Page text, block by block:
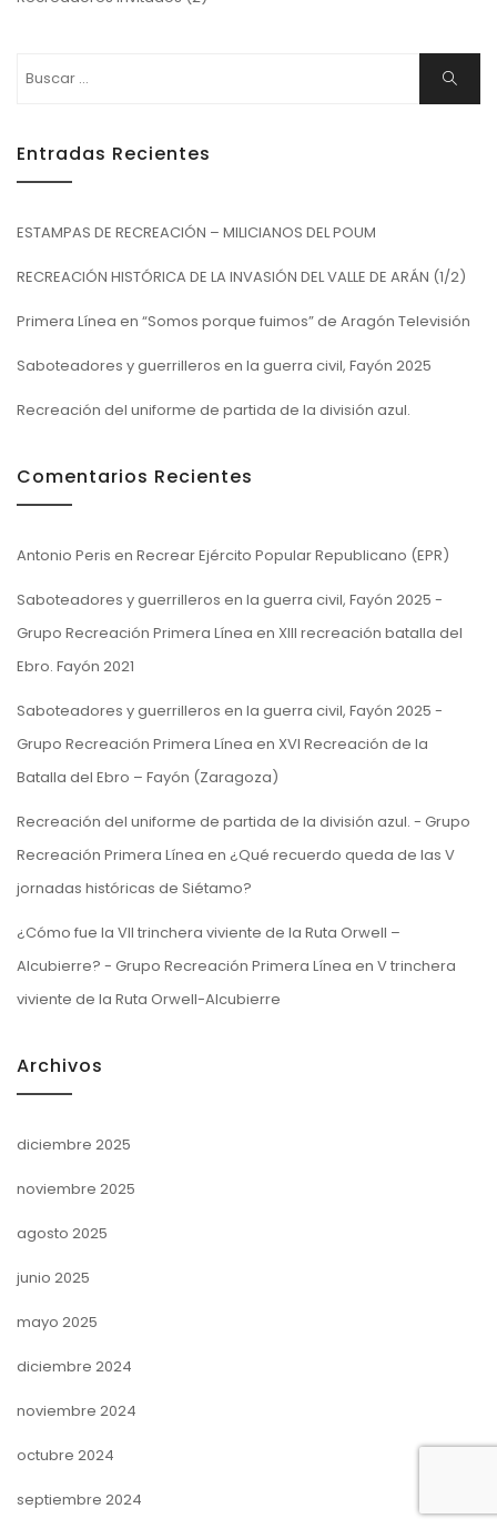
Buscar
Entradas Recientes
ESTAMPAS DE RECREACIÓN – MILICIANOS DEL POUM
RECREACIÓN HISTÓRICA DE LA INVASIÓN DEL VALLE DE ARÁN (1/2)
Primera Línea en “Somos porque fuimos” de Aragón Televisión
Saboteadores y guerrilleros en la guerra civil, Fayón 2025
Recreación del uniforme de partida de la división azul.
Comentarios Recientes
Antonio Peris en Recrear Ejército Popular Republicano (EPR)
Saboteadores y guerrilleros en la guerra civil, Fayón 2025 -
Grupo Recreación Primera Línea en XIII recreación batalla del
Ebro. Fayón 2021
Saboteadores y guerrilleros en la guerra civil, Fayón 2025 -
Grupo Recreación Primera Línea en XVI Recreación de la
Batalla del Ebro – Fayón (Zaragoza)
Recreación del uniforme de partida de la división azul. - Grupo
Recreación Primera Línea en ¿Qué recuerdo queda de las V
jornadas históricas de Siétamo?
¿Cómo fue la VII trinchera viviente de la Ruta Orwell –
Alcubierre? - Grupo Recreación Primera Línea en V trinchera
viviente de la Ruta Orwell-Alcubierre
Archivos
diciembre 2025
noviembre 2025
agosto 2025
junio 2025
mayo 2025
diciembre 2024
noviembre 2024
octubre 2024
septiembre 2024